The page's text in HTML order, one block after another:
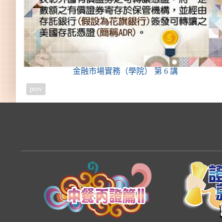
金融市場實務（學院） 第 6 講
prev